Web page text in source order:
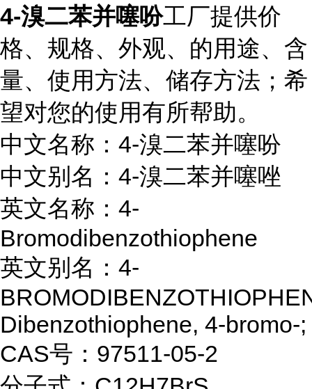
4-溴二苯并噻吩工厂提供价
格、规格、外观、的用途、含
量、使用方法、储存方法；希
望对您的使用有所帮助。
中文名称：4-溴二苯并噻吩
中文别名：4-溴二苯并噻唑
英文名称：4-
Bromodibenzothiophene
英文别名：4-
Dibenzothiophene, 4-bromo-;
CAS号：97511-05-2